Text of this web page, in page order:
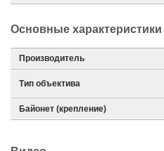
Основные характеристики
Производитель
Тип объектива
Байонет (крепление)